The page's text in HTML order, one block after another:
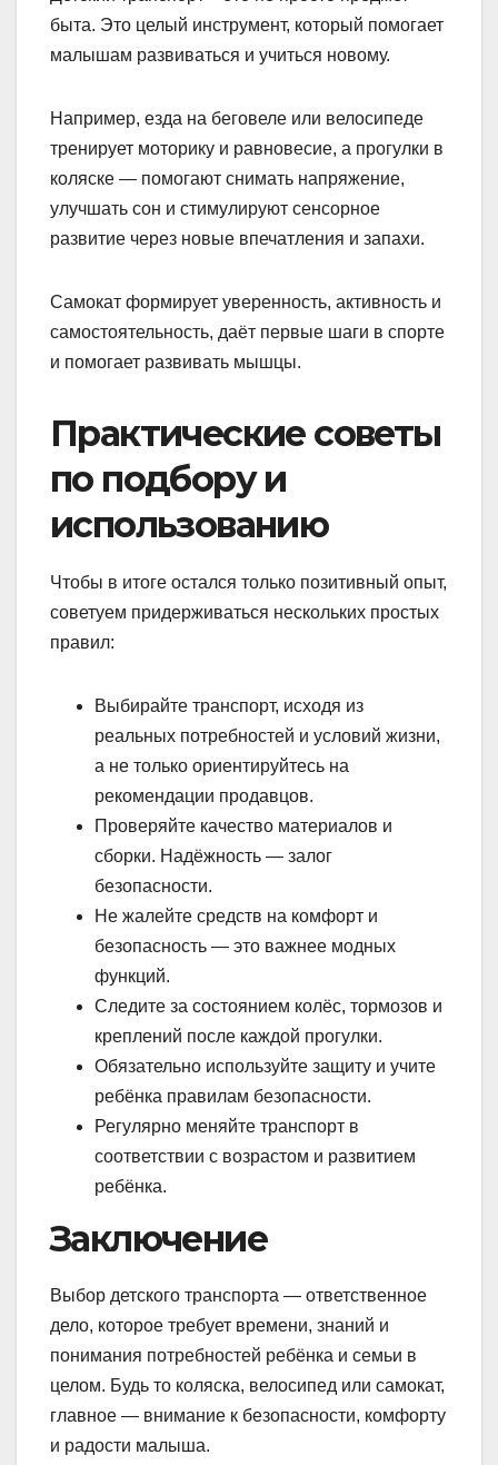
быта. Это целый инструмент, который помогает
малышам развиваться и учиться новому.
Например, езда на беговеле или велосипеде
тренирует моторику и равновесие, а прогулки в
коляске — помогают снимать напряжение,
улучшать сон и стимулируют сенсорное
развитие через новые впечатления и запахи.
Самокат формирует уверенность, активность и
самостоятельность, даёт первые шаги в спорте
и помогает развивать мышцы.
Практические советы
по подбору и
использованию
Чтобы в итоге остался только позитивный опыт,
советуем придерживаться нескольких простых
правил:
Выбирайте транспорт, исходя из
реальных потребностей и условий жизни,
а не только ориентируйтесь на
рекомендации продавцов.
Проверяйте качество материалов и
сборки. Надёжность — залог
безопасности.
Не жалейте средств на комфорт и
безопасность — это важнее модных
функций.
Следите за состоянием колёс, тормозов и
креплений после каждой прогулки.
Обязательно используйте защиту и учите
ребёнка правилам безопасности.
Регулярно меняйте транспорт в
соответствии с возрастом и развитием
ребёнка.
Заключение
Выбор детского транспорта — ответственное
дело, которое требует времени, знаний и
понимания потребностей ребёнка и семьи в
целом. Будь то коляска, велосипед или самокат,
главное — внимание к безопасности, комфорту
и радости малыша.